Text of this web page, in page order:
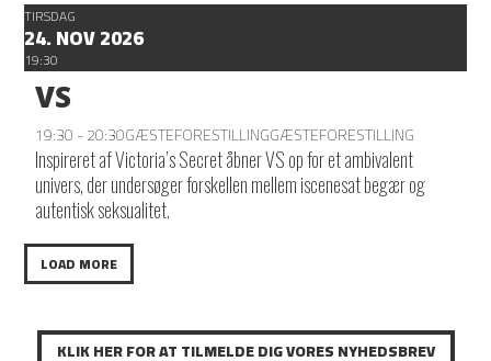
TIRSDAG
24. NOV 2026
19:30
VS
19:30 - 20:30GÆSTEFORESTILLINGGÆSTEFORESTILLING
Inspireret af Victoria’s Secret åbner VS op for et ambivalent
univers, der undersøger forskellen mellem iscenesat begær og
autentisk seksualitet.
LOAD MORE
KLIK HER FOR AT TILMELDE DIG VORES NYHEDSBREV